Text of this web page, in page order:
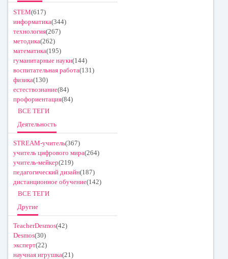
STEM(617)
информатика(344)
технология(267)
методика(262)
математика(195)
гуманитарные науки(144)
воспитательная работа(131)
физика(130)
естествознание(84)
профориентация(84)
ВСЕ ТЕГИ
Деятельность
STREAM-учитель(367)
учитель цифрового мира(264)
учитель-мейкер(219)
педагогический дизайн(187)
дистанционное обучение(142)
ВСЕ ТЕГИ
Другие
TeacherDesmos(42)
Desmos(30)
эксперт(22)
научная игрушка(21)